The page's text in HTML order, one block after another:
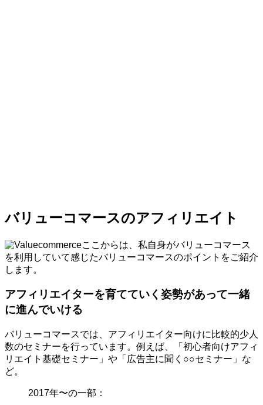
バリューコマースのアフィリエイト
ここからは、私自身がバリューコマース
を利用していて感じたバリューコマースのポイントをご紹介
します。
アフィリエイターを育てていく姿勢があって一緒
に進んでいける
バリューコマースでは、アフィリエイター向けに比較的少人
数のセミナーを行っています。例えば、「初心者向けアフィ
リエイト基礎セミナー」や「広告主に聞く○○セミナー」な
ど。
2017年〜の一部：